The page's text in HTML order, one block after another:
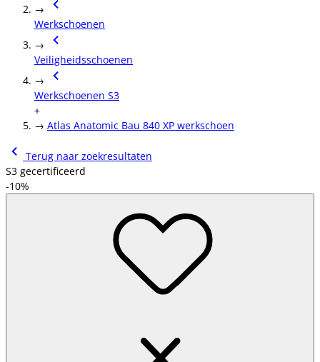
→
Werkschoenen
→
Veiligheidsschoenen
→
Werkschoenen S3
+
→ Atlas Anatomic Bau 840 XP werkschoen
Terug naar zoekresultaten
S3 gecertificeerd
-10%